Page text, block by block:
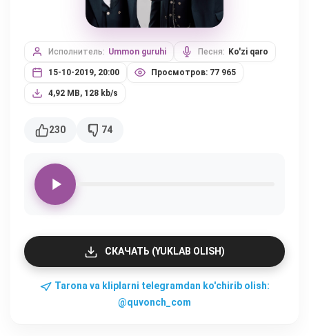
Исполнитель: Ummon guruhi Песня: Ko'zi qaro
15-10-2019, 20:00 Просмотров: 77 965
4,92 MB, 128 kb/s
230 74
СКАЧАТЬ (YUKLAB OLISH)
Tarona va kliplarni telegramdan ko'chirib olish:
@quvonch_com